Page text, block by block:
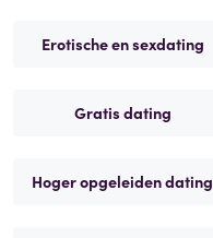
Erotische en sexdating
Gratis dating
Hoger opgeleiden dating